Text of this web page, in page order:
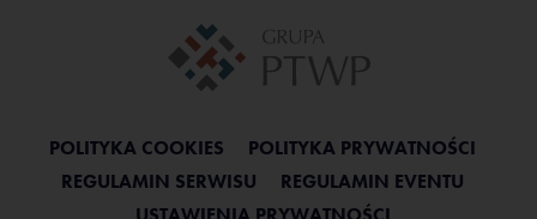
POLITYKA COOKIES
POLITYKA PRYWATNOŚCI
REGULAMIN SERWISU
REGULAMIN EVENTU